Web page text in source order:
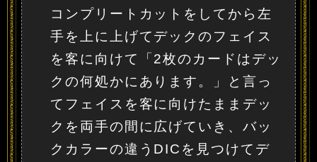
コンプリートカットをしてから左
手を上に上げてデックのフェイス
を客に向けて「2枚のカードはデッ
クの何処かにあります。」と言っ
てフェイスを客に向けたままデッ
クを両手の間に広げていき、バッ
クカラーの違うDICを見つけてデ